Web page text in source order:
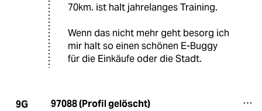
70km. ist halt jahrelanges Training.
Wenn das nicht mehr geht besorg ich
mir halt so einen schönen E-Buggy
für die Einkäufe oder die Stadt.
9G 97088 (Profil gelöscht)